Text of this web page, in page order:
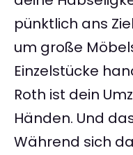
pünktlich ans
um große
Einzelstücke
Roth ist dein
Händen. Und
Während sich